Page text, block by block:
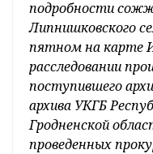
подробности
Липнишковского
пятном на карте
расследовании
поступившего
архива УКГБ
Гродненской
проведенных